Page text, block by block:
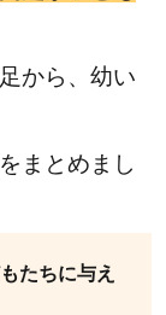
から、幼い
まとめまし
たちに与え